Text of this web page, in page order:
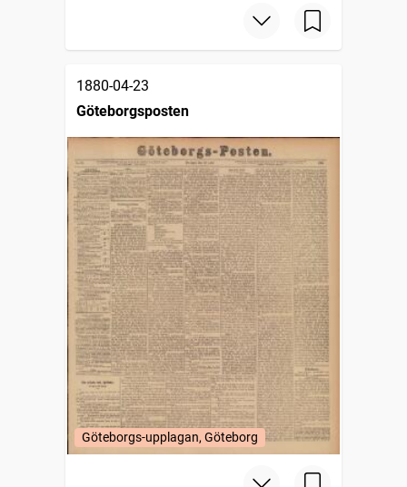
1880-04-23
Göteborgsposten
Göteborgs-upplagan, Göteborg